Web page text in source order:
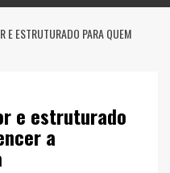
E ESTRUTURADO PARA QUEM
e estruturado
a